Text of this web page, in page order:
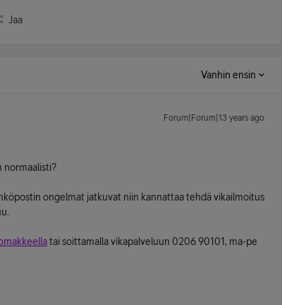
Jaa
Vanhin ensin
Forum|Forum|13 years ago
ongelmat jatkuvat niin kannattaa tehdä vikailmoitus
tai soittamalla vikapalveluun 0206 90101, ma-pe